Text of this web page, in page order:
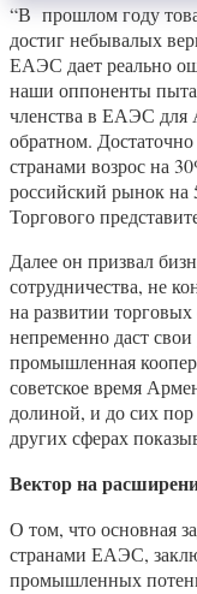
“В прошлом году
достиг небывалых
ЕАЭС дает реально
наши оппоненты
членства в ЕАЭС для
обратном.
странами возрос на
российский рынок на
Торгового
Далее он призвал
сотрудничества, не
на развитии
непременно даст
промышленная
советское время
долиной, и до сих
других сферах
Вектор на
О том, что основная
странами ЕАЭС,
промышленных